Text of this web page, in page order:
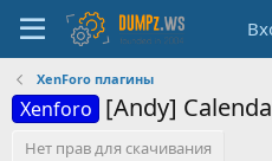
XenForo плагины
Xenforo [Andy]
Нет прав для скачивания